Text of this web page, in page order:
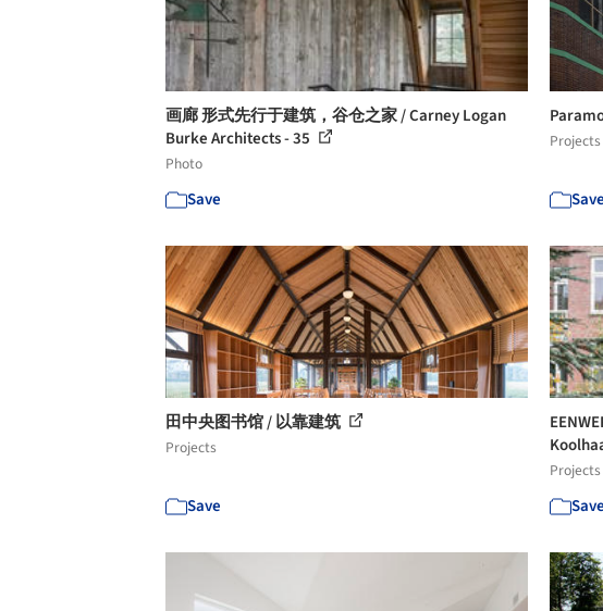
画廊 形式先行于建筑，谷仓之家 / Carney Logan
Burke Architects - 35
Photo
Save
Projects
Save
田中央图书馆 / 以靠建筑
Projects
Save
Projects
Save